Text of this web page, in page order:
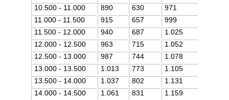
10.500 - 11.000
890 630
971
11.000 - 11.500
915 657
999
11.500 - 12.000
940 687
1.025
12.000 - 12.500
963 715
1.052
12.500 - 13.000
987 744
1.078
13.000 - 13.500
1.013 773
1.105
13.500 - 14.000
1.037 802
1.131
14.000 - 14.500
1.061 831
1.159